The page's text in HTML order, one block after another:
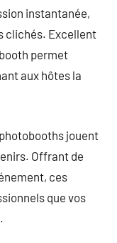
instantanée,
clichés. Excellent
permet
aux hôtes la
jouent
Offrant de
ces
que vos